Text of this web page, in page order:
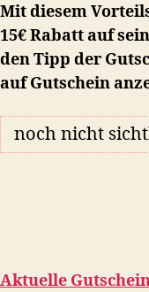
Mit diesem
15€ Rabatt auf
den Tipp der
auf Gutschein
noch nicht
Aktuelle